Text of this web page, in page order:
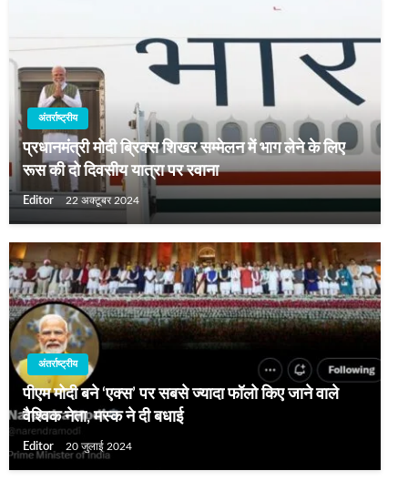
अंतर्राष्ट्रीय
प्रधानमंत्री मोदी ब्रिक्स शिखर सम्मेलन में भाग लेने के लिए
रूस की दो दिवसीय यात्रा पर रवाना
Editor 22 अक्टूबर 2024
अंतर्राष्ट्रीय
पीएम मोदी बने ‘एक्स’ पर सबसे ज्यादा फॉलो किए जाने वाले
वैश्विक नेता, मस्क ने दी बधाई
Editor 20 जुलाई 2024